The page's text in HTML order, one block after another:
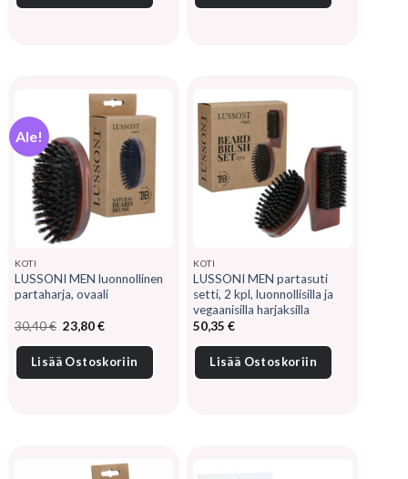
Ale!
KOTI
LUSSONI MEN luonnollinen
partaharja, ovaali
30,40€ Alkuperäinen
hinta
oli:
30,40 €.
23,80€Nykyinen
on:
23,80 €.
Lisää Ostoskoriin
KOTI
LUSSONI MEN partasuti
setti, 2 kpl, luonnollisilla ja
vegaanisilla harjaksilla
50,35€
Lisää Ostoskoriin